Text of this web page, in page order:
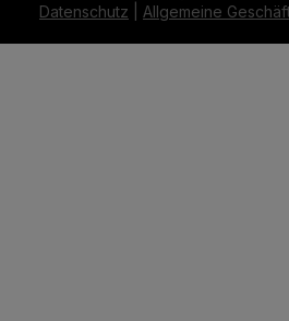
Datenschutz
Allgemeine